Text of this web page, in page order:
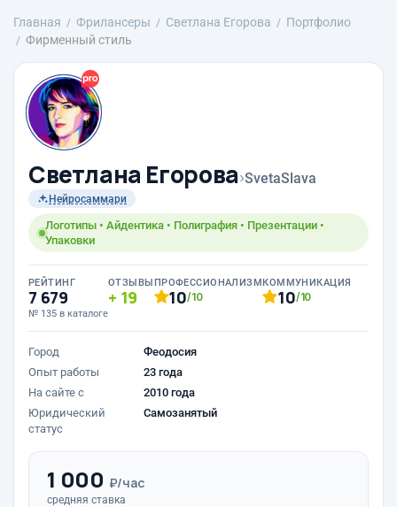
Главная Фрилансеры Светлана Егорова
Портфолио
Фирменный стиль
Светлана Егорова›SvetaSlava
Нейросаммари
Логотипы • Айдентика • Полиграфия • Презентации •
Упаковки
РЕЙТИНГ
7 679
№ 135 в каталоге
ОТЗЫВЫ
19
ПРОФЕССИОНАЛИЗМ
10/10
КОММУНИКАЦИЯ
10/10
Город
Феодосия
Опыт работы
23 года
На сайте с
2010 года
Юридический
статус
Самозанятый
1 000 ₽/час
средняя ставка